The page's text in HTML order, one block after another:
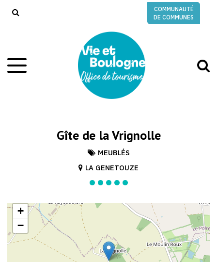
COMMUNAUTÉ
DE COMMUNES
Aller
à
Gîte de la Vrignolle
MEUBLÉS
LA GENETOUZE
+
−